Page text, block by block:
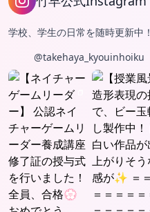
学校、学生の日常を随時更新中！
@takehaya_kyouinhoiku